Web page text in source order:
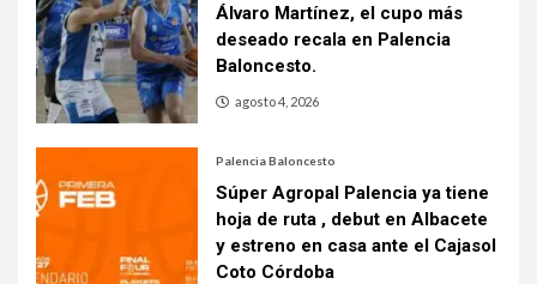
Álvaro Martínez, el cupo más
deseado recala en Palencia
Baloncesto.
agosto 4, 2026
Palencia Baloncesto
Súper Agropal Palencia ya tiene
hoja de ruta , debut en Albacete
y estreno en casa ante el Cajasol
Coto Córdoba